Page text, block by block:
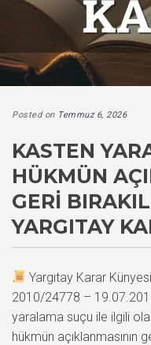
Posted on Temmuz 6, 2026
KASTEN
HÜKMÜN
GERI
YARGITAY
Yargıtay Karar
2010/24778 –
yaralama suçu ile ilgili
hükmün açıklanmasının